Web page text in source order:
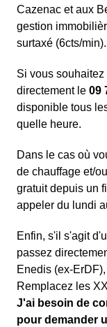
Cazenac et aux
gestion
surtaxé (6cts/min).
Si vous
directement le 09
disponible tous
quelle heure.
Dans le cas où
de chauffage et/
gratuit depuis un
appeler du lundi
Enfin, s'il s'agit
passez
Enedis (ex-
Remplacez les
J'ai besoin de
pour demander